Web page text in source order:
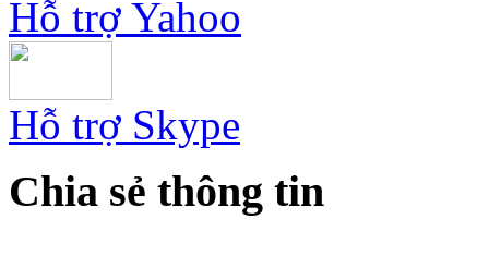
Hỗ trợ Yahoo
Hỗ trợ Skype
Chia sẻ thông tin